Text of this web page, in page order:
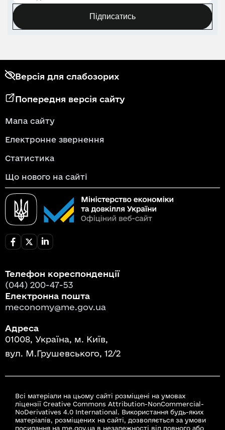
Підписатись
Версія для слабозорих
Попередня версія сайту
Мапа сайту
Електронне звернення
Статистика
Що нового на сайті
Телефон кореспонденції
(044) 200-47-53
Електронна пошта
meconomy@me.gov.ua
Адреса
01008, Україна, м. Київ,
вул. М.Грушевського, 12/2
Всі матеріали на цьому сайті розміщені на умовах
ліцензії Creative Commons Attribution-NonCommercial-
NoDerivatives 4.0 International. Використання будь-яких
матеріалів, розміщених на сайті, дозволяється за умови
посилання на me.gov.ua в незалежності від повного або